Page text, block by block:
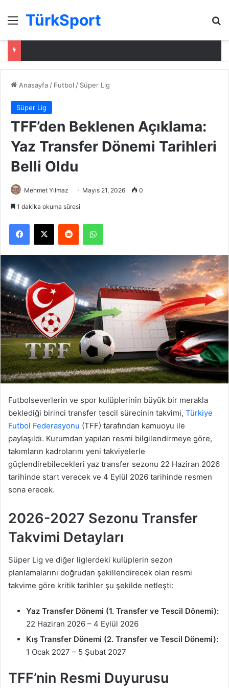
Menü
TürkSport
Anasayfa / Futbol / Süper Lig
Süper Lig
TFF’den Beklenen Açıklama:
Yaz Transfer Dönemi Tarihleri
Belli Oldu
Mehmet Yılmaz Mayıs 21, 2026 0
1 dakika okuma süresi
Facebook
X Reddit WhatsApp
Futbolseverlerin ve spor kulüplerinin büyük bir merakla
beklediği birinci transfer tescil sürecinin takvimi, Türkiye
Futbol Federasyonu (TFF) tarafından kamuoyu ile
paylaşıldı. Kurumdan yapılan resmi bilgilendirmeye göre,
takımların kadrolarını yeni takviyelerle
güçlendirebilecekleri yaz transfer sezonu 22 Haziran 2026
tarihinde start verecek ve 4 Eylül 2026 tarihinde resmen
sona erecek.
2026-2027 Sezonu Transfer
Takvimi Detayları
Süper Lig ve diğer liglerdeki kulüplerin sezon
planlamalarını doğrudan şekillendirecek olan resmi
takvime göre kritik tarihler şu şekilde netleşti:
Yaz Transfer Dönemi (1. Transfer ve Tescil Dönemi):
22 Haziran 2026 – 4 Eylül 2026
Kış Transfer Dönemi (2. Transfer ve Tescil Dönemi):
1 Ocak 2027 – 5 Şubat 2027
TFF’nin Resmi Duyurusu